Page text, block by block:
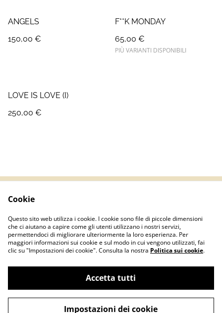
ANGELS
150,00 €
F**K MONDAY
65,00 €
PIÙ VARIANTI DISPONIBILI
LOVE IS LOVE (I)
250,00 €
Termini e Condizioni
privacy
Politica sui Cookie
Contatti
©2026Basementshop.it | P.IVA IT04067420127
Cookie
Questo sito web utilizza i cookie. I cookie sono file di piccole dimensioni
che ci aiutano a capire come gli utenti utilizzano i nostri servizi,
permettendoci di migliorare ulteriormente la loro esperienza. Per
maggiori informazioni sui cookie e sul modo in cui vengono utilizzati, fai
clic su "Impostazioni dei cookie". Consulta la nostra Politica sui cookie.
Accetta tutti
Impostazioni dei cookie